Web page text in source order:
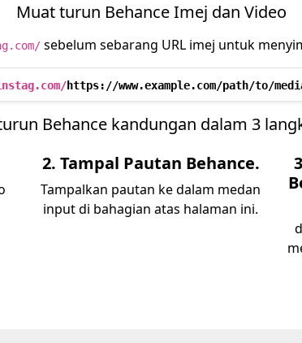
Muat turun Behance Imej dan Video
sebelum sebarang URL imej untuk
https://www.example.com/path/to/
Behance kandungan dalam 3
2. Tampal Pautan Behance.
Tampalkan pautan ke dalam medan
input di bahagian atas halaman ini.